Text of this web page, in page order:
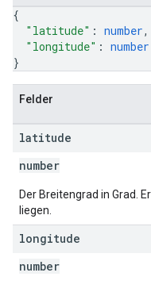
{
"latitude" : number,
"longitude" : number
}
Felder
latitude
number
Der Breitengrad in Grad.
liegen.
longitude
number